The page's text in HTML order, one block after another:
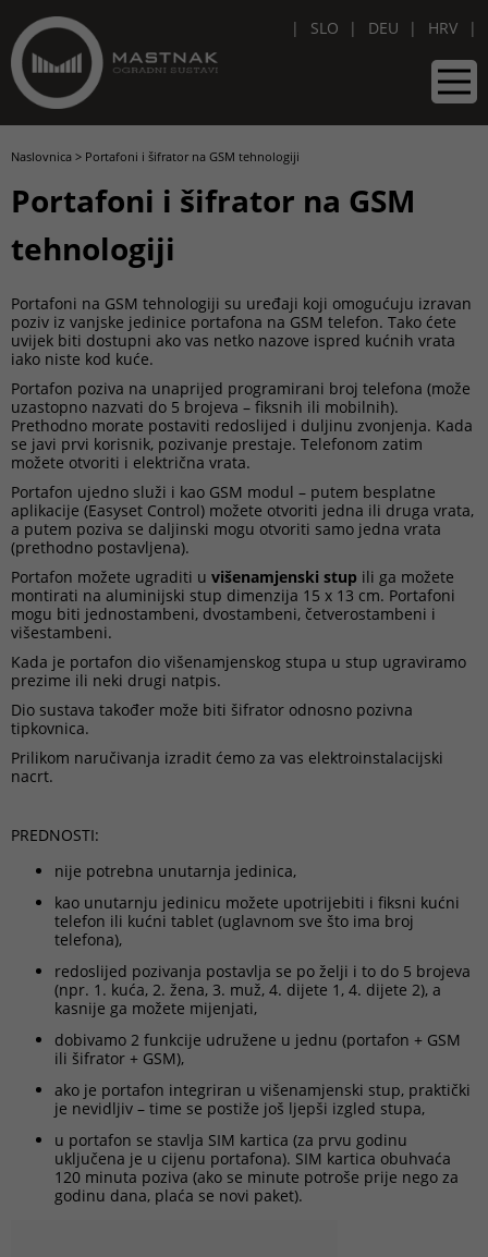
SLO DEU HRV
Naslovnica > Portafoni i šifrator na GSM tehnologiji
Portafoni i šifrator na GSM
tehnologiji
Portafoni na GSM tehnologiji su uređaji koji omogućuju izravan
poziv iz vanjske jedinice portafona na GSM telefon. Tako ćete
uvijek biti dostupni ako vas netko nazove ispred kućnih vrata
iako niste kod kuće.
Portafon poziva na unaprijed programirani broj telefona (može
uzastopno nazvati do 5 brojeva – fiksnih ili mobilnih).
Prethodno morate postaviti redoslijed i duljinu zvonjenja. Kada
se javi prvi korisnik, pozivanje prestaje. Telefonom zatim
možete otvoriti i električna vrata.
Portafon ujedno služi i kao GSM modul – putem besplatne
aplikacije (Easyset Control) možete otvoriti jedna ili druga vrata,
a putem poziva se daljinski mogu otvoriti samo jedna vrata
(prethodno postavljena).
Portafon možete ugraditi u višenamjenski stup ili ga možete
montirati na aluminijski stup dimenzija 15 x 13 cm. Portafoni
mogu biti jednostambeni, dvostambeni, četverostambeni i
višestambeni.
Kada je portafon dio višenamjenskog stupa u stup ugraviramo
prezime ili neki drugi natpis.
Dio sustava također može biti šifrator odnosno pozivna
tipkovnica.
Prilikom naručivanja izradit ćemo za vas elektroinstalacijski
nacrt.
PREDNOSTI:
nije potrebna unutarnja jedinica,
kao unutarnju jedinicu možete upotrijebiti i fiksni kućni
telefon ili kućni tablet (uglavnom sve što ima broj
telefona),
redoslijed pozivanja postavlja se po želji i to do 5 brojeva
(npr. 1. kuća, 2. žena, 3. muž, 4. dijete 1, 4. dijete 2), a
kasnije ga možete mijenjati,
dobivamo 2 funkcije udružene u jednu (portafon + GSM
ili šifrator + GSM),
ako je portafon integriran u višenamjenski stup, praktički
je nevidljiv – time se postiže još ljepši izgled stupa,
u portafon se stavlja SIM kartica (za prvu godinu
uključena je u cijenu portafona). SIM kartica obuhvaća
120 minuta poziva (ako se minute potroše prije nego za
godinu dana, plaća se novi paket).